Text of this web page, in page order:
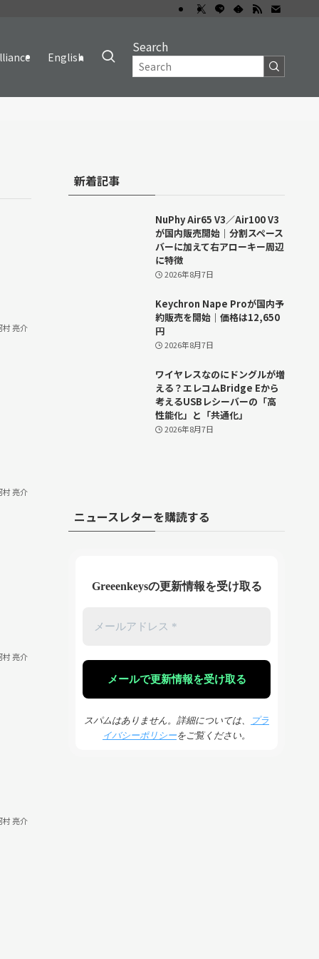
English
Search
村 亮介
村 亮介
村 亮介
村 亮介
新着記事
NuPhy Air65 V3／Air100 V3
が国内販売開始｜分割スペース
バーに加えて右アローキー周辺
に特徴
2026年8月7日
Keychron Nape Proが国内予
約販売を開始｜価格は12,650
円
2026年8月7日
ワイヤレスなのにドングルが増
える？エレコムBridge Eから
考えるUSBレシーバーの「高
性能化」と「共通化」
2026年8月7日
ニュースレターを購読する
Greeenkeysの更新情報を受け取る
スパムはありません。詳細については、
プラ
イバシーポリシーをご覧ください。